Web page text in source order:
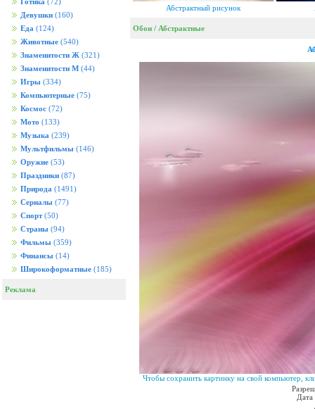
Готика (72)
Девушки (160)
Еда (124)
Животные (540)
Знаменитости Ж (321)
Знаменитости М (44)
Игры (334)
Компьютерные (75)
Космос (72)
Мото (133)
Музыка (239)
Мультфильмы (146)
Оружие (53)
Праздники (87)
Природа (1491)
Сериалы (77)
Спорт (50)
Страны (94)
Фильмы (359)
Финансы (14)
Широкоформатные (185)
Реклама
Абстрактный рисунок
Обои / Абстрактные
Чтобы сохранить картинку на свой компьютер,
Дата